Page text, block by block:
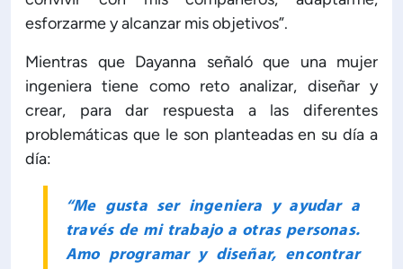
esforzarme y alcanzar mis objetivos”.
Mientras que Dayanna señaló que una mujer
ingeniera tiene como reto analizar, diseñar y
crear, para dar respuesta a las diferentes
problemáticas que le son planteadas en su día a
día:
“Me gusta ser ingeniera y ayudar a
través de mi trabajo a otras personas.
Amo programar y diseñar, encontrar